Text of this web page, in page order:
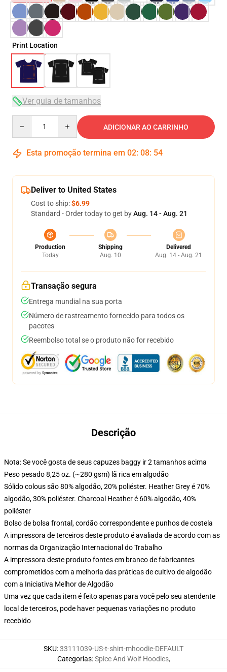
Print Location
Ver guia de tamanhos
ADICIONAR AO CARRINHO
Esta promoção termina em 02: 08: 53
Deliver to United States
Cost to ship:$6.99
Standard - Order today to get byAug. 14 - Aug. 21
Production
Today
Shipping
Aug. 10
Delivered
Aug. 14 - Aug. 21
Transação segura
Entrega mundial na sua porta
Número de rastreamento fornecido para todos os
pacotes
Reembolso total se o produto não for recebido
Descrição
Nota: Se você gosta de seus capuzes baggy ir 2 tamanhos acima
Peso pesado 8,25 oz. (~280 gsm) lã rica em algodão
Sólido colous são 80% algodão, 20% poliéster. Heather Grey é 70%
algodão, 30% poliéster. Charcoal Heather é 60% algodão, 40%
poliéster
Bolso de bolsa frontal, cordão correspondente e punhos de costela
A impressora de terceiros deste produto é avaliada de acordo com as
normas da Organização Internacional do Trabalho
A impressora deste produto fontes em branco de fabricantes
comprometidos com a melhoria das práticas de cultivo de algodão
com a Iniciativa Melhor de Algodão
Uma vez que cada item é feito apenas para você pelo seu atendente
local de terceiros, pode haver pequenas variações no produto
recebido
SKU:33111039-US-t-shirt-mhoodie-DEFAULT
Categorias:Spice And Wolf Hoodies,